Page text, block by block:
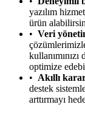
yazılım
ürün
Veri
optimize
Akıllı
destek
arttırmayı